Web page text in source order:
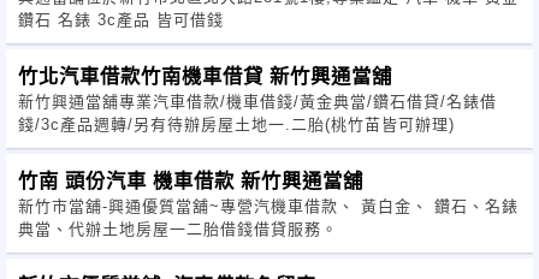
鑽石 名錶 3c產品 皆可借錢
竹北汽車借款竹南機車借貸 新竹興通當舖
新竹興通當舖專業汽車借款/機車借錢/黃金典當/鑽石借貸/名錶借
錢/3c產品週轉/另有待辦房屋土地一.二胎(桃竹苗皆可辦理)
竹南 頭份汽車 機車借款 新竹興通當舖
新竹市當舖-興通優質當舖~專營汽機車借款、 黃白金、 鑽石、名錶
典當、代辦土地房屋一二胎借錢借貸服務。